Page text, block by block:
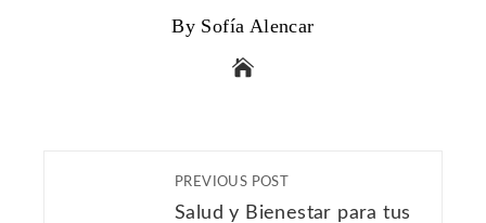
By Sofía Alencar
PREVIOUS POST
Salud y Bienestar para tus